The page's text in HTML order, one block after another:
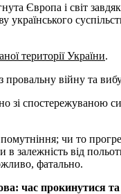
Європа і світ
території України.
війну та
зі спостережуваною
чи то
в залежність від
фатально.
час прокинутися та